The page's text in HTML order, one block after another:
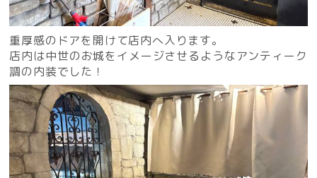
重厚感のドアを開けて店内へ入ります。
店内は中世のお城をイメージさせるようなアンティーク
調の内装でした！